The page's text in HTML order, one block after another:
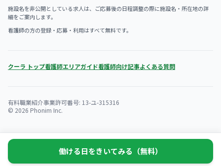
施設名を非公開としている求人は、ご応募後の日程調整の際に施設名・所在地の詳
細をご案内します。
看護師の方の登録・応募・利用はすべて無料です。
クーラ トップ看護師エリアガイド看護師向け記事よくある質問
有料職業紹介事業許可番号: 13-ユ-315316
© 2026 Phonim Inc.
働ける日をきいてみる（無料）